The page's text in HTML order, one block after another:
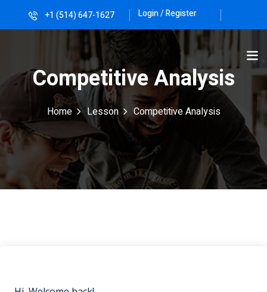
+1 (514) 647-1627 Login / Register
Competitive Analysis
Home Lesson Competitive Analysis
Sign in Sign up
Sign in
Don’t have an account?Sign up